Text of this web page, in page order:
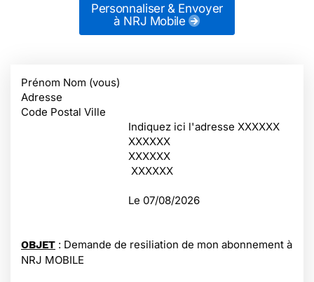
Personnaliser & Envoyer
à NRJ Mobile
Prénom Nom (vous)
Adresse
Code Postal Ville
Indiquez ici l'adresse XXXXXX
XXXXXX
XXXXXX
XXXXXX
Le 07/08/2026
OBJET : Demande de resiliation de mon abonnement à
NRJ MOBILE